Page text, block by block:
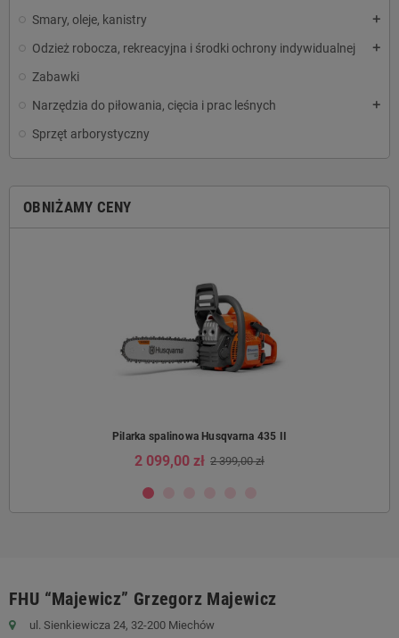
Smary, oleje, kanistry add
Odzież robocza, rekreacyjna i środki ochrony indywidualnej add
Zabawki
Narzędzia do piłowania, cięcia i prac leśnych
add
Sprzęt arborystyczny
OBNIŻAMY CENY
Pilarka spalinowa Husqvarna 435 II
2 099,00 zł 2 399,00 zł
FHU “Majewicz” Grzegorz Majewicz
ul. Sienkiewicza 24, 32-200 Miechów